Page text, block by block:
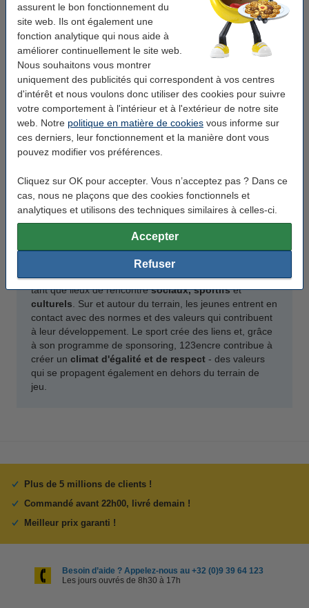
assurent le bon fonctionnement du
site web. Ils ont également une
fonction analytique qui nous aide à
améliorer continuellement le site web.
Nous souhaitons vous montrer
uniquement des publicités qui correspondent à vos centres
d'intérêt et nous voulons donc utiliser des cookies pour suivre
votre comportement à l'intérieur et à l'extérieur de notre site
web. Notre politique en matière de cookies vous informe sur
ces derniers, leur fonctionnement et la manière dont vous
pouvez modifier vos préférences.
Cliquez sur OK pour accepter. Vous n’acceptez pas ? Dans ce
cas, nous ne plaçons que des cookies fonctionnels et
analytiques et utilisons des techniques similaires à celles-ci.
Accepter
Refuser
Chez 123encre, nous faisons chaque jour des choix
réfléchis. Par exemple, nous essayons de livrer vos
commandes de la manière la plus écologique possible.
Comme nous nous sentons impliqués dans la société,
nous aimons y contribuer en soutenant le
jeunes.
En effet, les clubs de football jouent un rôle important en
tant que lieux de rencontresociaux, sportifset
culturels . Sur et autour du terrain, les jeunes entrent en
contact avec des normes et des valeurs qui contribuent
à leur développement. Le sport crée des liens et, grâce
à son programme de sponsoring, 123encre contribue à
créer unclimat d'égalité et de respect- des valeurs
qui se propagent également en dehors du terrain de
jeu.
Plus de 5 millions de clients !
Commandé avant 22h00, livré demain !
Meilleur prix garanti !
Besoin d’aide ? Appelez-nous au +32 (0)9 39 64 123
Les jours ouvrés de 8h30 à 17h